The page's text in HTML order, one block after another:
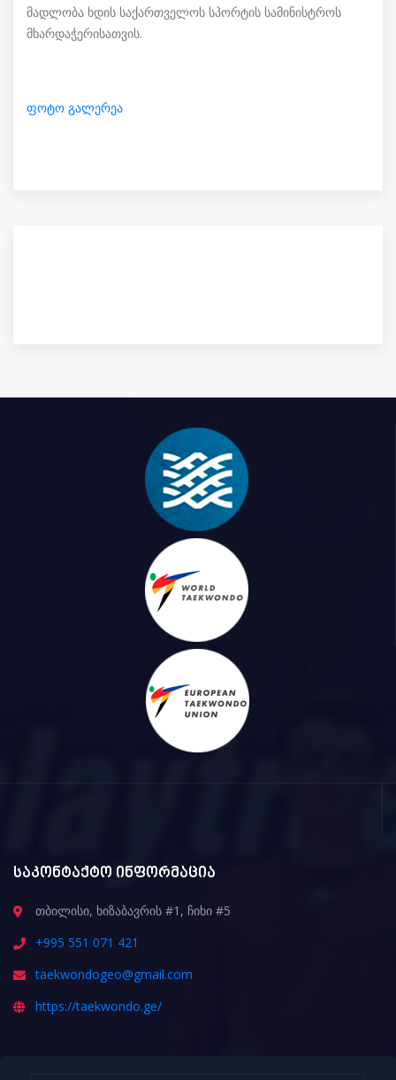
მადლობა ხდის საქართველოს სპორტის სამინისტროს
მხარდაჭერისათვის.
ფოტო გალერეა
საკონტაქტო ინფორმაცია
თბილისი, ხიზაბავრის #1, ჩიხი #5
+995 551 071 421
taekwondogeo@gmail.com
https://taekwondo.ge/